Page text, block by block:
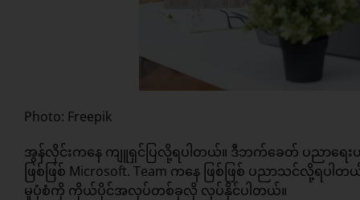
Photo: Freepik
အွန်လိုင်းကနေ ကျူရှင်ပြလို့ရပါတယ်။ ဒီဘက်ခေတ် ပညာရေးဟ
ဖြစ်ဖြစ် Microsoft. Team ကနေ ဖြစ်ဖြစ် ပညာသင်လို့
မှုပုံစံကို ကိုယ်ပိုင်အလုပ်တစ်ခုလို လုပ်နိုင်ပါတယ်။